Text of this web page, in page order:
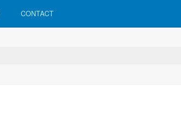
CONTACT